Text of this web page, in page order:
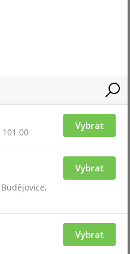
být přihlášený
Novinka
101 00
Vybrat
Vybrat
Vybrat